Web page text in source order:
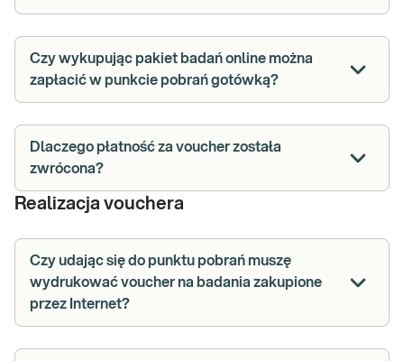
Czy wykupując pakiet badań online można
zapłacić w punkcie pobrań gotówką?
Dlaczego płatność za voucher została
zwrócona?
Realizacja vouchera
Czy udając się do punktu pobrań muszę
wydrukować voucher na badania zakupione
przez Internet?